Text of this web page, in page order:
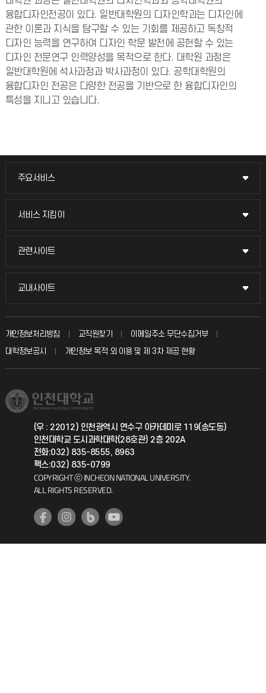
융합디자인전공이 있다. 일반대학원의 디자인학과는 디자인에
관한 이론과 지식을 탐구할 수 있는 기회를 제공하고 독창적
디자인 능력을 연구하여 디자인 학문 발전에 공헌할 수 있는
디자인 전문연구 인력양성을 목적으로 한다. 대학원 과정은
일반대학원에 석사과정과 박사과정이 있다. 공학대학원의
융합디자인 전공은 다양한 전공을 기반으로 한 융합디자인의
특성을 지니고 있습니다.
주요서비스
주요서비스
교무회의방송
입학안내
취업정보(학생)
서비스 지킴이
서비스 지킴이
묻고 답하기
칭찬마당
학생서비스 지킴이
관련사이트
관련사이트
국방헬프콜
총동문회
교내사이트
교내사이트
교수회
교육혁신본부
국제지원과
공자아카데미
기초교육원
개인정보처리방침 교직원찾기
이메일주소 무단수집거부
대학정보공시
개인정보 목적 외 이용 및 제 3차 제공 현황
(우 : 22012) 인천광역시 연수구 아카데미로 119(송도동)
인천대학교 도시과학대학(28호관) 2층 202A
전화:032) 835-8555, 8963
팩스:032) 835-0799
COPYRIGHT ⓒ INCHEON NATIONAL UNIVERSITY.
ALL RIGHTS RESERVED.